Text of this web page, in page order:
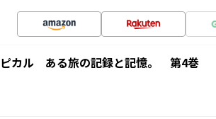
ピカル ある旅の記録と記憶。 第4巻